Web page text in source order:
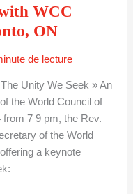
WCC
ON
de lecture
Unity We Seek » An
the World Council of
7 9 pm, the Rev.
of the World
a keynote